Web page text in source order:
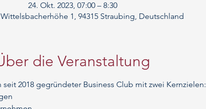
24. Okt. 2023, 07:00 – 8:30
1, 94315 Straubing, Deutschland
die Veranstaltung
seit 2018 gegründeter Business Club mit zwei Kernzielen: